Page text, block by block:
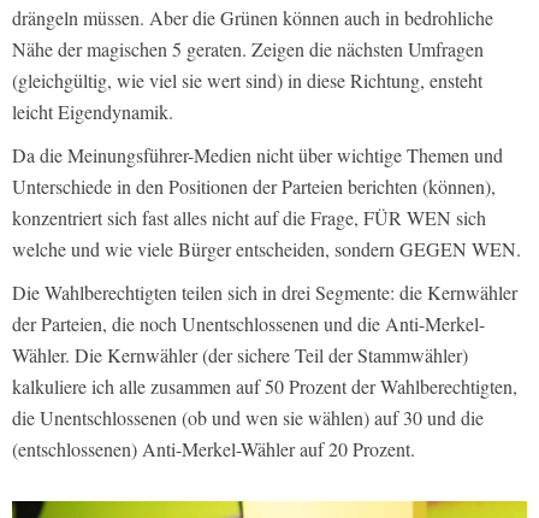
drängeln müssen. Aber die Grünen können auch in bedrohliche
Nähe der magischen 5 geraten. Zeigen die nächsten Umfragen
(gleichgültig, wie viel sie wert sind) in diese Richtung, ensteht
leicht Eigendynamik.
Da die Meinungsführer-Medien nicht über wichtige Themen und
Unterschiede in den Positionen der Parteien berichten (können),
konzentriert sich fast alles nicht auf die Frage, FÜR WEN sich
welche und wie viele Bürger entscheiden, sondern GEGEN WEN.
Die Wahlberechtigten teilen sich in drei Segmente: die Kernwähler
der Parteien, die noch Unentschlossenen und die Anti-Merkel-
Wähler. Die Kernwähler (der sichere Teil der Stammwähler)
kalkuliere ich alle zusammen auf 50 Prozent der Wahlberechtigten,
die Unentschlossenen (ob und wen sie wählen) auf 30 und die
(entschlossenen) Anti-Merkel-Wähler auf 20 Prozent.